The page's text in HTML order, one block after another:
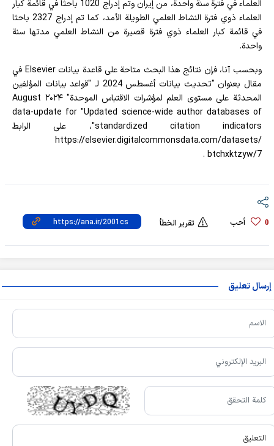
العلماء في فترة سنة واحدة، من إيران وتم إدراج 1020 باحثا في قائمة كبار
العلماء ذوي فترة النشاط العلمي الطويلة الأمد، كما تم إدراج 2327 باحثا
في قائمة كبار العلماء ذوي فترة قصيرة من النشاط العلمي مدتها سنة
واحدة.
وبحسب آنا، فإن نتائج هذا البحث متاحة على قاعدة بيانات Elsevier في
مقال بعنوان "تحديث بيانات أغسطس 2024 لـ "قواعد بيانات المؤلفين
المحدثة على مستوى العلم لمؤشرات الاقتباس الموحدة" August ۲۰۲۴
data-update for "Updated science-wide author databases of
standardized citation indicators"، على الرابط
https://elsevier.digitalcommonsdata.com/datasets/
btchxktzyw/7 .
0 أحب تقرير الخطأ
إرسال تعليق